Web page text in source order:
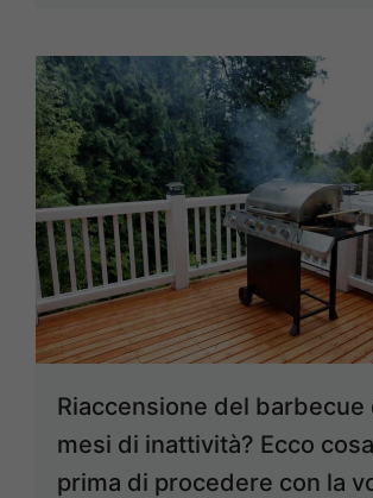
Riaccensione del barbecue
mesi di inattività? Ecco
prima di procedere con la